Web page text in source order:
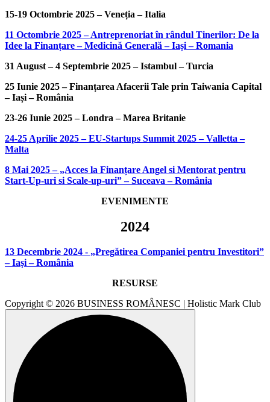
15-19 Octombrie 2025 – Veneția – Italia
11 Octombrie 2025 – Antreprenoriat în rândul Tinerilor: De la
Idee la Finanțare – Medicină Generală – Iași – Romania
31 August – 4 Septembrie 2025 – Istambul – Turcia
25 Iunie 2025 – Finanțarea Afacerii Tale prin Taiwania Capital
– Iași – România
23-26 Iunie 2025 – Londra – Marea Britanie
24-25 Aprilie 2025 – EU-Startups Summit 2025 – Valletta –
Malta
8 Mai 2025 – „Acces la Finanțare Angel si Mentorat pentru
Start-Up-uri si Scale-up-uri” – Suceava – România
EVENIMENTE
2024
13 Decembrie 2024 - „Pregătirea Companiei pentru Investitori”
– Iași – România
RESURSE
Copyright © 2026 BUSINESS ROMÂNESC | Holistic Mark Club